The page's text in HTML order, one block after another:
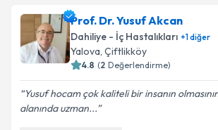
Prof. Dr. Yusuf Akcan
Dahiliye - İç Hastalıkları +1diğer
Yalova, Çiftlikköy
4.8 (2 Değerlendirme)
Yusuf hocam çok kaliteli bir insanın
alanında uzman...